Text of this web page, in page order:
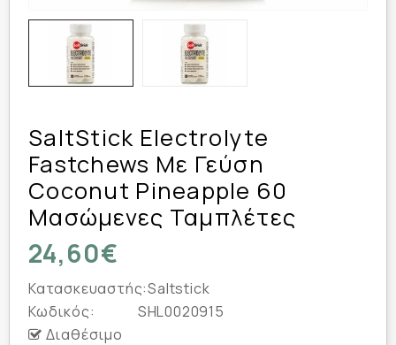
SaltStick Electrolyte
Fastchews Με Γεύση
Coconut Pineapple 60
Μασώμενες Ταμπλέτες
24,60€
Κατασκευαστής:Saltstick
Κωδικός:
SHL0020915
Διαθέσιμο